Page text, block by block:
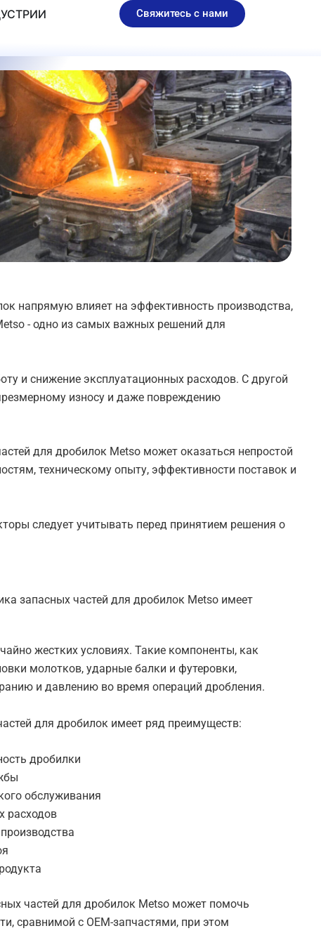
PARTS Свяжитесь с нами
напрямую влияет на эффективность производства,
- одно из самых важных решений для
и снижение эксплуатационных расходов. С другой
износу и даже повреждению
для дробилок Metso может оказаться непростой
техническому опыту, эффективности поставок и
следует учитывать перед принятием решения о
запасных частей для дробилок Metso имеет
жестких условиях. Такие компоненты, как
молотков, ударные балки и футеровки,
и давлению во время операций дробления.
для дробилок имеет ряд преимуществ:
дробилки
обслуживания
расходов
частей для дробилок Metso может помочь
сравнимой с OEM-запчастями, при этом